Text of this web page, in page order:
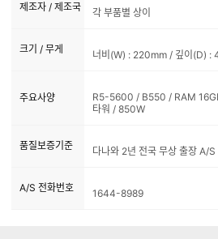
제조자 / 제조국 각 부품별 상이
크기 / 무게 너비(W) : 220mm / 깊이(D)
주요사양
R5-5600 / B550 / RAM
타워 / 850W
품질보증기준 다나와 2년 전국 무상 출장 A/S
A/S 전화번호 1644-8989